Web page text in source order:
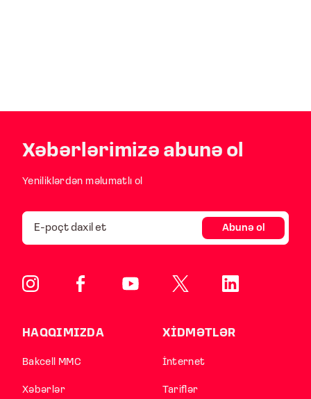
Xəbərlərimizə abunə ol
Yeniliklərdən məlumatlı ol
Abunə ol
HAQQIMIZDA
Bakcell MMC
Xəbərlər
XİDMƏTLƏR
İnternet
Tariflər